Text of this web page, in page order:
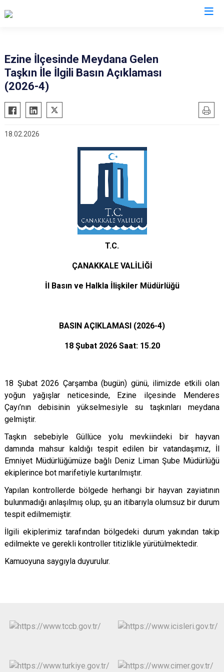
Ezine İlçesinde Meydana Gelen
Taşkın İle İlgili Basın Açıklaması
(2026-4)
18.02.2026
T.C.
ÇANAKKALE VALİLİĞİ
İl Basın ve Halkla İlişkiler Müdürlüğü
BASIN AÇIKLAMASI (2026-4)
18 Şubat 2026 Saat: 15.20
18 Şubat 2026 Çarşamba (bugün) günü, ilimizde etkili olan
yoğun yağışlar neticesinde, Ezine ilçesinde Menderes
Çayı’nın debisinin yükselmesiyle su taşkınları meydana
gelmiştir.
Taşkın sebebiyle Güllüce yolu mevkiindeki bir hayvan
damında mahsur kaldığı tespit edilen bir vatandaşımız, İl
Emniyet Müdürlüğümüze bağlı Deniz Liman Şube Müdürlüğü
ekiplerince bot marifetiyle kurtarılmıştır.
Yapılan kontrollerde bölgede herhangi bir hayvan zayiatının
bulunmadığı anlaşılmış olup, şu an itibarıyla olumsuz bir durum
tespit edilmemiştir.
İlgili ekiplerimiz tarafından bölgedeki durum yakından takip
edilmekte ve gerekli kontroller titizlikle yürütülmektedir.
Kamuoyuna saygıyla duyurulur.